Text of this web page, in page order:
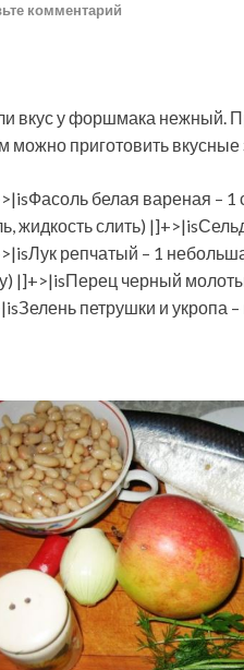
комментарий
вкус у форшмака нежный.
приготовить вкусные
белая вареная – 1
жидкость слить)
репчатый – 1
|]+>|isПерец черный
петрушки и укропа –